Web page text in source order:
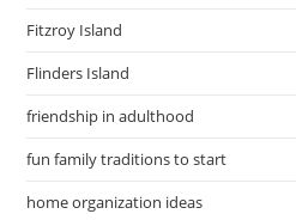
Fitzroy Island
Flinders Island
friendship in adulthood
fun family traditions to start
home organization ideas